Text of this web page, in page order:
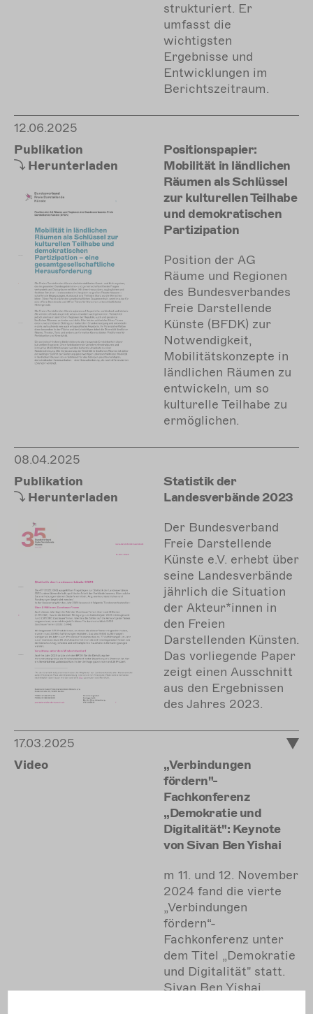
strukturiert. Er
umfasst die
wichtigsten
Ergebnisse und
Entwicklungen im
Berichtszeitraum.
12.06.2025
Publikation
Herunterladen
Positionspapier:
Mobilität in ländlichen
Räumen als Schlüssel
zur kulturellen Teilhabe
und demokratischen
Partizipation
Position der AG
Räume und Regionen
des Bundesverbandes
Freie Darstellende
Künste (BFDK) zur
Notwendigkeit,
Mobilitätskonzepte in
ländlichen Räumen zu
entwickeln, um so
kulturelle Teilhabe zu
ermöglichen.
08.04.2025
Publikation
Herunterladen
Statistik der
Landesverbände 2023
Der Bundesverband
Freie Darstellende
Künste e.V. erhebt über
seine Landesverbände
jährlich die Situation
der Akteur*innen in
den Freien
Darstellenden Künsten.
Das vorliegende Paper
zeigt einen Ausschnitt
aus den Ergebnissen
des Jahres 2023.
17.03.2025
Video
„Verbindungen
fördern"-
Fachkonferenz
„Demokratie und
Digitalität": Keynote
von Sivan Ben Yishai
m 11. und 12. November
2024 fand die vierte
„Verbindungen
fördern“-
Fachkonferenz unter
dem Titel „Demokratie
und Digitalität" statt.
Sivan Ben Yishai,